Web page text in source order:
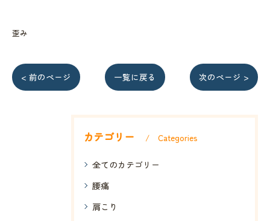
歪み
< 前のページ 一覧に戻る 次のページ >
カテゴリー Categories
全てのカテゴリー
腰痛
肩こり